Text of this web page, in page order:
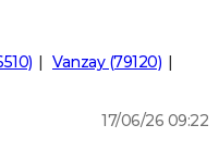
Vanzay (79120)
17/06/26 09:22